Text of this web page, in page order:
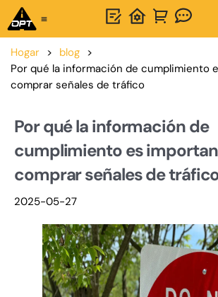
Hogar > blog >
Por qué la información de cumplimiento
comprar señales de tráfico
Por qué la información de
cumplimiento es
comprar señales de
2025-05-27